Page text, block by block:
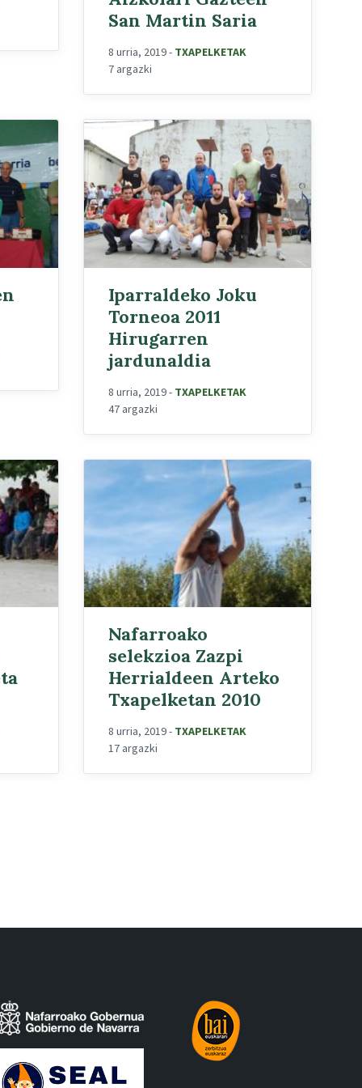
San Martin Saria
8 urria, 2019- TXAPELKETAK
7 argazki
Iparraldeko Joku
Torneoa 2011
Hirugarren
jardunaldia
8 urria, 2019- TXAPELKETAK
47 argazki
Nafarroako
selekzioa Zazpi
Herrialdeen Arteko
Txapelketan 2010
8 urria, 2019- TXAPELKETAK
17 argazki